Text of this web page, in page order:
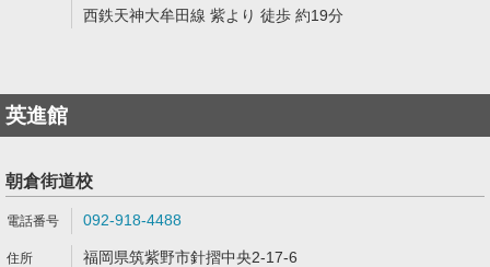
西鉄天神大牟田線 紫より 徒歩 約19分
英進館
朝倉街道校
092-918-4488
福岡県筑紫野市針摺中央2-17-6